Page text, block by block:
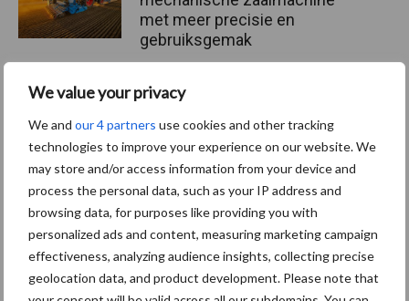
We value your privacy
We and our 4 partners use cookies and other tracking
technologies to improve your experience on our website. We
may store and/or access information from your device and
process the personal data, such as your IP address and
browsing data, for purposes like providing you with
personalized ads and content, measuring marketing campaign
effectiveness, analyzing audience insights, collecting precise
geolocation data, and product development. Please note that
met meer precisie en
gebruiksgemak
Eerste DUO zaaimachines
van ZOCON uitgeleverd
Meer lezen over:
Maak uw keuze